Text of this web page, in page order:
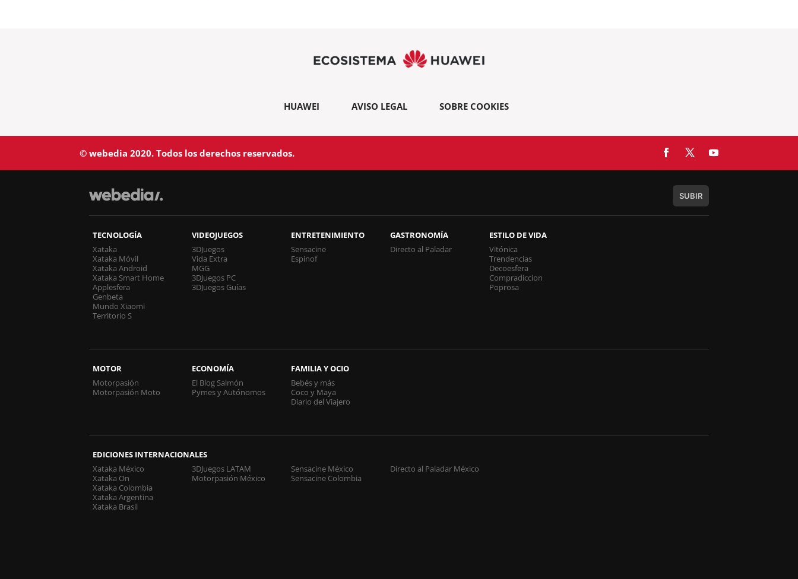
HUAWEI AVISO LEGAL SOBRE COOKIES
© webedia 2020. Todos los derechos reservados.
SUBIR
TECNOLOGÍA
Xataka
Xataka Móvil
Xataka Android
Xataka Smart Home
Applesfera
Genbeta
Mundo Xiaomi
Territorio S
VIDEOJUEGOS
3DJuegos
Vida Extra
MGG
3DJuegos PC
3DJuegos Guías
ENTRETENIMIENTO
Sensacine
Espinof
GASTRONOMÍA
Directo al Paladar
ESTILO DE VIDA
Vitónica
Trendencias
Decoesfera
Compradiccion
Poprosa
MOTOR
Motorpasión
Motorpasión Moto
ECONOMÍA
El Blog Salmón
Pymes y Autónomos
FAMILIA Y OCIO
Bebés y más
Coco y Maya
Diario del Viajero
EDICIONES INTERNACIONALES
Xataka México
Xataka On
Xataka Colombia
Xataka Argentina
Xataka Brasil
3DJuegos LATAM
Motorpasión México
Sensacine México
Sensacine Colombia
Directo al Paladar México